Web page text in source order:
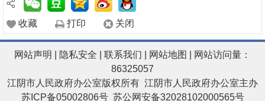
收藏 打印 关闭
网站声明 隐私安全 联系我们 网站地图
| 网站访问量：
86325057
江阴市人民政府办公室版权所有 江阴市人民政府办公室主办
苏ICP备05002806号 苏公网安备32028102000565号